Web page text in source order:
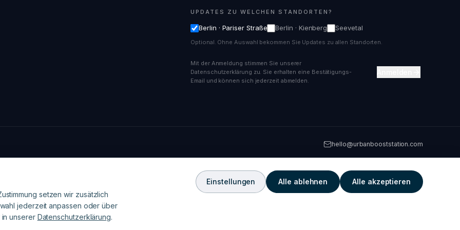
UPDATES ZU WELCHEN STANDORTEN?
Berlin · Pariser Straße Berlin · Kienberg Seevetal
Optional. Ohne Auswahl bekommen Sie Updates zu allen Standorten.
Mit der Anmeldung stimmen Sie unserer
Datenschutzerklärung zu. Sie erhalten eine Bestätigungs-
Email und können sich jederzeit abmelden.
hello@urbanbooststation.com
setzen wir zusätzlich
jederzeit anpassen oder über
unserer Datenschutzerklärung.
Einstellungen Alle ablehnen Alle akzeptieren